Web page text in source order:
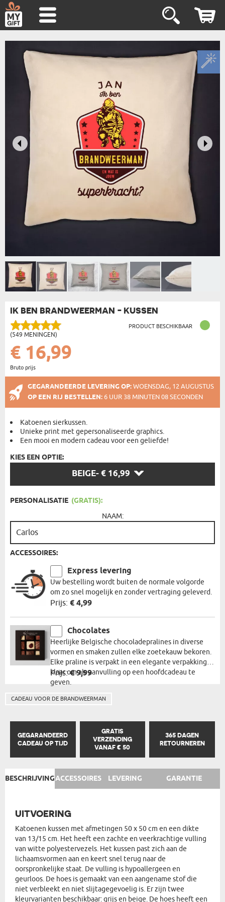
IK BEN BRANDWEERMAN - KUSSEN
(549 MENINGEN)
PRODUCT BESCHIKBAAR
€ 16,99
Bruto prijs
GEGARANDEERDE LEVERING OP:WOENSDAG, 12 AUGUSTUS
OP EEN RIJ BESTELLEN: 6 UUR 38 MINUTEN 08 SECONDEN
Katoenen sierkussen.
Unieke print met gepersonaliseerde graphics.
Een mooi en modern cadeau voor een geliefde!
KIES EEN OPTIE:
BEIGE- € 16,99
OPTIE:
PERSONALISATIE (GRATIS):
NAAM:
ACCESSOIRES:
Express levering
Uw bestelling wordt buiten de normale volgorde
om zo snel mogelijk en zonder vertraging geleverd.
Prijs: € 4,99
Chocolates
Heerlijke Belgische chocoladepralines in diverse
vormen en smaken zullen elke zoetekauw bekoren.
Elke praline is verpakt in een elegante verpakking,
klaar om als aanvulling op een hoofdcadeau te
geven.
Prijs:€ 9,99
CADEAU VOOR DE BRANDWEERMAN
GEGARANDEERD
CADEAU OP TIJD
GRATIS
VERZENDING
VANAF € 50
365 DAGEN
RETOURNEREN
BESCHRIJVINGACCESSOIRES LEVERING GARANTIE
UITVOERING
Katoenen kussen met afmetingen 50 x 50 cm en een dikte
van 13/15 cm. Het heeft een zachte en veerkrachtige vulling
van witte polyestervezels. Het kussen past zich aan de
lichaamsvormen aan en keert snel terug naar de
oorspronkelijke staat. De vulling is hypoallergeen en
geurloos. De hoes is gemaakt van een aangename stof die
niet verbleekt en niet slijtagegevoelig is. Er zijn twee
kleurvarianten beschikbaar: grijs en beige. De hoes heeft een